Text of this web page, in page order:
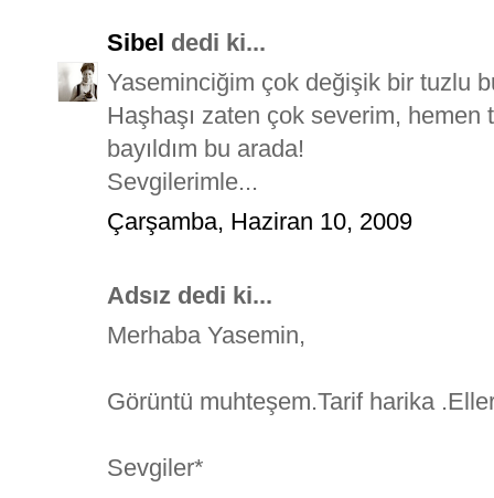
Sibel dedi ki...
Yaseminciğim çok değişik bir tuzlu
Haşhaşı zaten çok severim, hemen
bayıldım bu arada!
Sevgilerimle...
Çarşamba, Haziran 10, 2009
Adsız dedi ki...
Merhaba Yasemin,
Görüntü muhteşem.Tarif harika
Sevgiler*